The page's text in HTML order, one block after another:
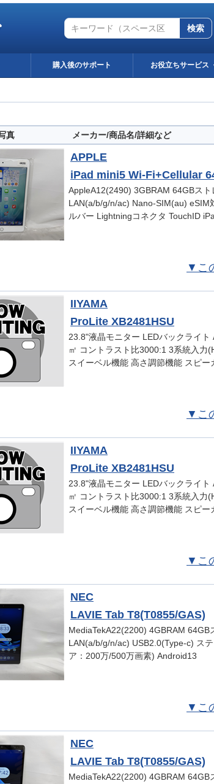
検索
購入後のサポート お役立ちサービス
真
メーカー/商品名/詳細など
APPLE
iPad mini5 Wi-Fi+Cellular
AppleA12(2490) 3GBRAM 64GBス
LAN(a/b/g/n/ac) Nano-SIM(au) eSIM
ルバー Lightningコネクタ TouchID
▼こ
IIYAMA
ProLite XB2481HSU
23.8"液晶モニター LEDバックライ
㎡ コントラスト比3000:1 3系統入力
スイーベル機能 高さ調節機能 スピ
▼こ
IIYAMA
ProLite XB2481HSU
23.8"液晶モニター LEDバックライ
㎡ コントラスト比3000:1 3系統入力
スイーベル機能 高さ調節機能 スピ
▼こ
NEC
LAVIE Tab T8(T0855/GAS)
MediaTekA22(2200) 4GBRAM
LAN(a/b/g/n/ac) USB2.0(Type-c) ス
ア：200万/500万画素) Android13
▼こ
NEC
LAVIE Tab T8(T0855/GAS)
MediaTekA22(2200) 4GBRAM